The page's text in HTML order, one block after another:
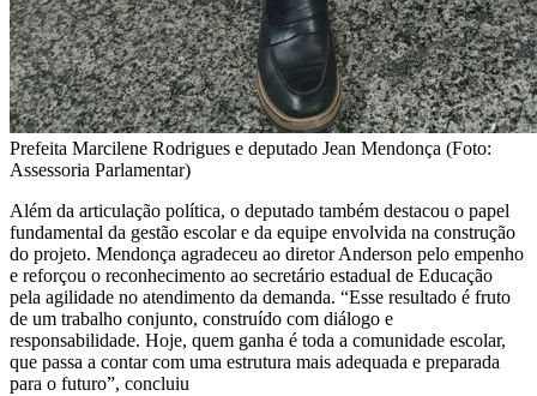
Prefeita Marcilene Rodrigues e deputado Jean Mendonça (Foto:
Assessoria Parlamentar)
Além da articulação política, o deputado também destacou o papel
fundamental da gestão escolar e da equipe envolvida na construção
do projeto. Mendonça agradeceu ao diretor Anderson pelo empenho
e reforçou o reconhecimento ao secretário estadual de Educação
pela agilidade no atendimento da demanda. “Esse resultado é fruto
de um trabalho conjunto, construído com diálogo e
responsabilidade. Hoje, quem ganha é toda a comunidade escolar,
que passa a contar com uma estrutura mais adequada e preparada
para o futuro”, concluiu